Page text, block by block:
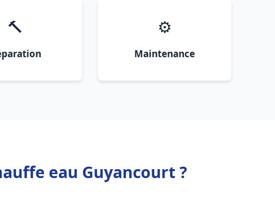
🔨 ⚙️
Maintenance
eau Guyancourt ?